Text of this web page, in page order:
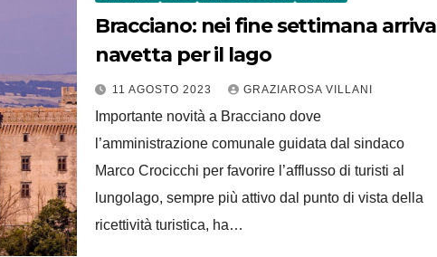
Bracciano: nei fine settimana arriva
navetta per il lago
11 AGOSTO 2023 GRAZIAROSA VILLANI
Importante novità a Bracciano dove
l’amministrazione comunale guidata dal sindaco
Marco Crocicchi per favorire l’afflusso di turisti al
lungolago, sempre più attivo dal punto di vista della
ricettività turistica, ha…